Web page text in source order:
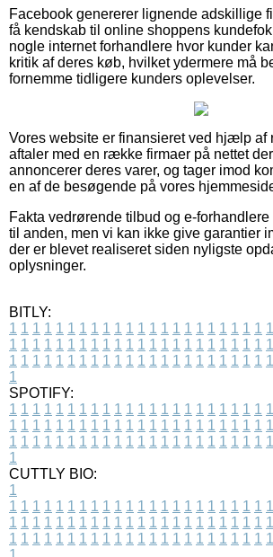
Facebook genererer lignende adskillige
få kendskab til online shoppens
nogle internet forhandlere hvor kunder
kritik af deres køb, hvilket ydermere må
fornemme tidligere kunders oplevelser.
Vores website er finansieret ved hjælp af
aftaler med en række firmaer på nettet
annoncerer deres varer, og tager imod
en af de besøgende på vores
Fakta vedrørende tilbud og e-forhandlere
til anden, men vi kan ikke give garantier
der er blevet realiseret siden nyligste
oplysninger.
BITLY:
1 1 1 1 1 1 1 1 1 1 1 1 1 1 1 1 1 1 1 1 1 1 1
1 1 1 1 1 1 1 1 1 1 1 1 1 1 1 1 1 1 1 1 1 1 1
1 1 1 1 1 1 1 1 1 1 1 1 1 1 1 1 1 1 1 1 1 1 1
1
SPOTIFY:
1 1 1 1 1 1 1 1 1 1 1 1 1 1 1 1 1 1 1 1 1 1 1
1 1 1 1 1 1 1 1 1 1 1 1 1 1 1 1 1 1 1 1 1 1 1
1 1 1 1 1 1 1 1 1 1 1 1 1 1 1 1 1 1 1 1 1 1 1
1
CUTTLY BIO:
1
1 1 1 1 1 1 1 1 1 1 1 1 1 1 1 1 1 1 1 1 1 1 1
1 1 1 1 1 1 1 1 1 1 1 1 1 1 1 1 1 1 1 1 1 1 1
1 1 1 1 1 1 1 1 1 1 1 1 1 1 1 1 1 1 1 1 1 1 1